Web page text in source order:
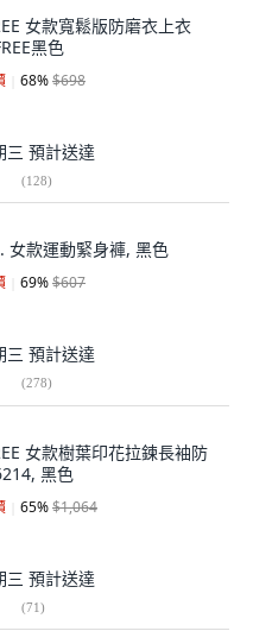
女款寬鬆版防磨衣上衣
黑色
68%$698
三 預計送達
(128)
女款運動緊身褲, 黑色
69%$607
三 預計送達
(278)
女款樹葉印花拉鍊長袖防
黑色
65%$1,064
三 預計送達
(71)